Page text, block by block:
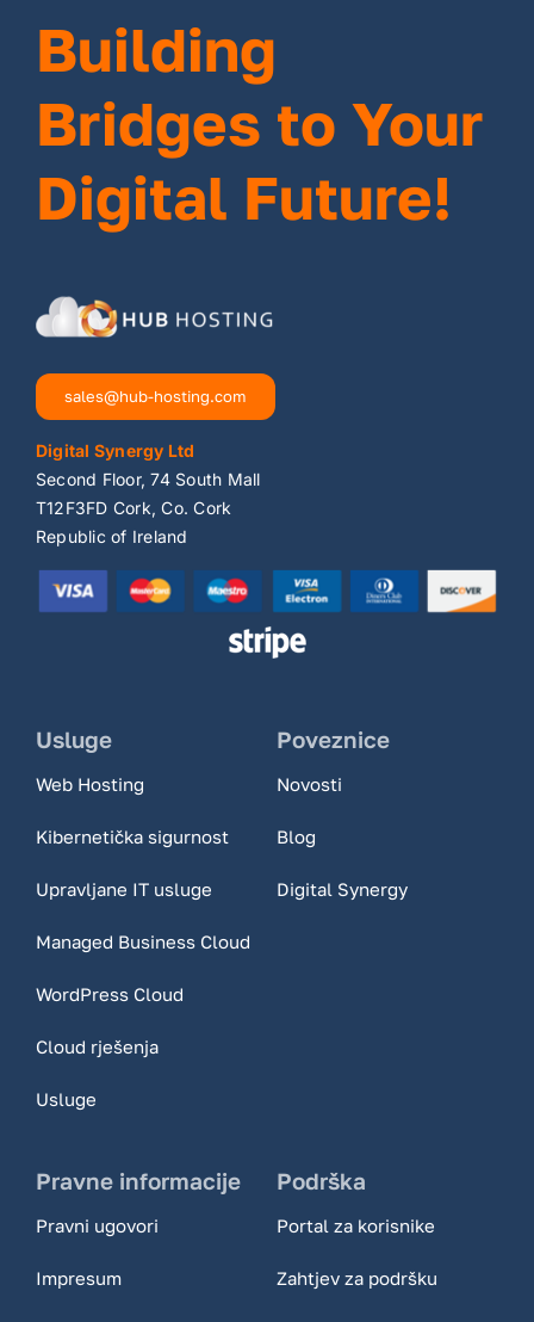
Building
Bridges to Your
Digital Future!
sales@hub-hosting.com
Digital Synergy Ltd
Second Floor, 74 South Mall
T12F3FD Cork, Co. Cork
Republic of Ireland
Usluge
Web Hosting
Kibernetička sigurnost
Upravljane IT usluge
Managed Business Cloud
WordPress Cloud
Cloud rješenja
Usluge
Poveznice
Novosti
Blog
Digital Synergy
Pravne informacije
Pravni ugovori
Impresum
Podrška
Portal za korisnike
Zahtjev za podršku